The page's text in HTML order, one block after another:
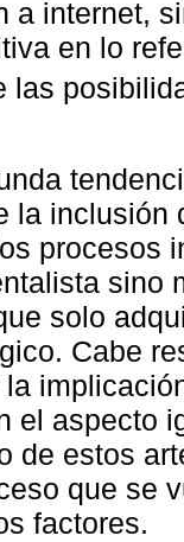
a internet,
en lo
las
la inclusión
procesos
sino
solo
Cabe
el aspecto
de estos
que se
factores.